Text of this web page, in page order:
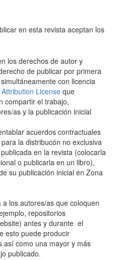
en esta revista aceptan los
los derechos de autor y
de publicar por primera
con licencia
Licenseque
compartir el trabajo,
as y la publicación inicial
acuerdos contractuales
la distribucón no exclusiva
en la revista (colocarla
o publicarla en un libro),
su publicación inicial en Zona
los autores/as que coloquen
repositorios
antes y durante el
esto puede producir
así como una mayor y más
publicado.